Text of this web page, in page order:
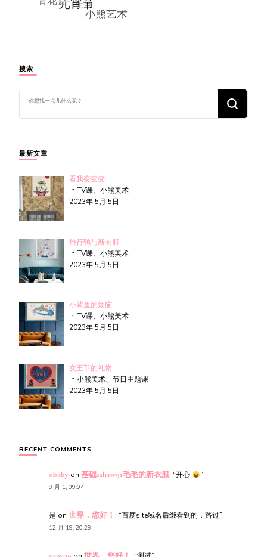
搜索
么
吗?
最新文章
看我变变变
In TV课、小熊美术
2023年 5月 5日
旅行鸭与新衣服
In TV课、小熊美术
2023年 5月 5日
小鲨鱼的烦恼
In TV课、小熊美术
2023年 5月 5日
女王节的礼物
In 小熊美术、节日主题课
2023年 5月 5日
RECENT COMMENTS
obaby on 基础s2l11w91毛毛的新衣服: “开心 ”
9 月 1, 09:04
是 on 世界，您好！ : “百度site域名后缀看到的，路过”
12 月 19, 20:29